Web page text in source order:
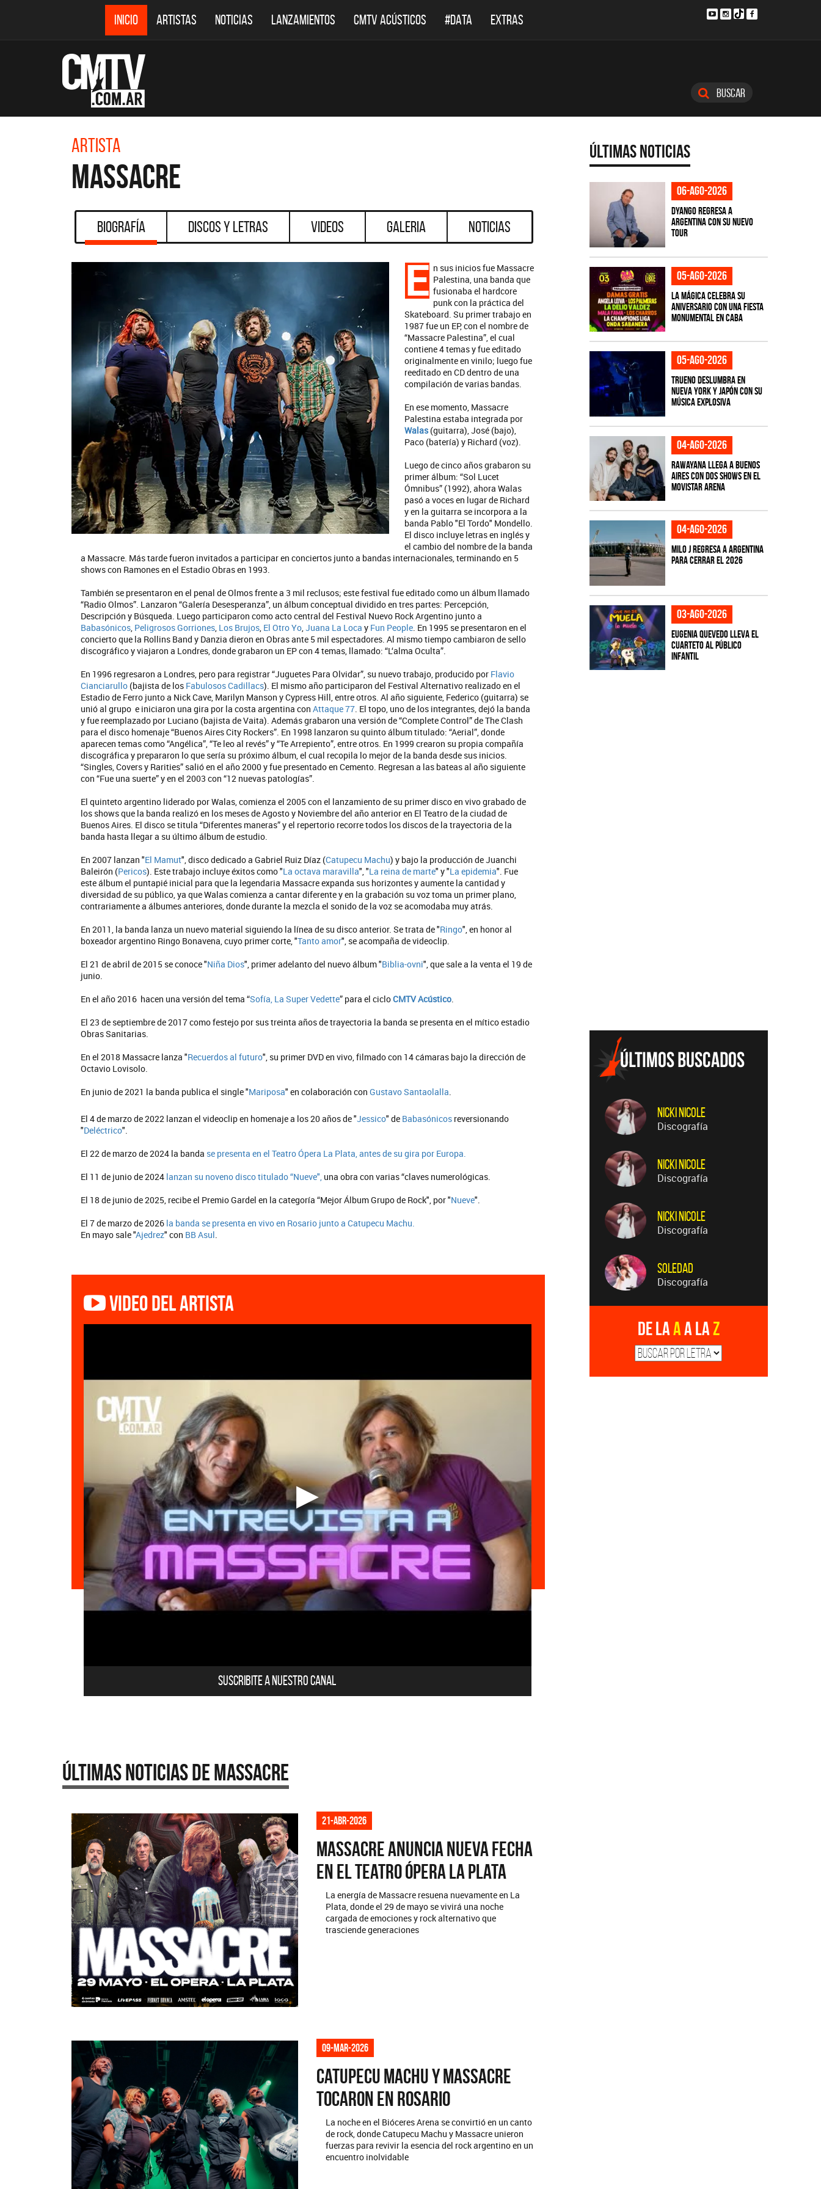
INICIO ARTISTAS NOTICIAS LANZAMIENTOS CMTV ACÚSTICOS #DATA EXTRAS
Buscar
Artista
Massacre
Biografía Discos y Letras Videos Galeria Noticias
E n sus inicios fue Massacre
Palestina, una banda que
fusionaba el hardcore
punk con la práctica del
Skateboard. Su primer trabajo en
1987 fue un EP, con el nombre de
“Massacre Palestina”, el cual
contiene 4 temas y fue editado
originalmente en vinilo; luego fue
reeditado en CD dentro de una
compilación de varias bandas.
En ese momento, Massacre
Palestina estaba integrada por
Walas(guitarra), José (bajo),
Paco (batería) y Richard (voz).
Luego de cinco años grabaron su
primer álbum: “Sol Lucet
Ómnibus” (1992), ahora Walas
pasó a voces en lugar de Richard
y en la guitarra se incorpora a la
banda Pablo "El Tordo" Mondello.
El disco incluye letras en inglés y
el cambio del nombre de la banda
a Massacre. Más tarde fueron invitados a participar en conciertos junto a bandas internacionales, terminando en 5
shows con Ramones en el Estadio Obras en 1993.
También se presentaron en el penal de Olmos frente a 3 mil reclusos; este festival fue editado como un álbum llamado
“Radio Olmos”. Lanzaron “Galería Desesperanza”, un álbum conceptual dividido en tres partes: Percepción,
Descripción y Búsqueda. Luego participaron como acto central del Festival Nuevo Rock Argentino junto a
Babasónicos, Peligrosos Gorriones, Los Brujos, El Otro Yo,Juana La Loca y Fun People. En 1995 se presentaron en el
concierto que la Rollins Band y Danzia dieron en Obras ante 5 mil espectadores. Al mismo tiempo cambiaron de sello
discográfico y viajaron a Londres, donde grabaron un EP con 4 temas, llamado: “L‘alma Oculta”.
En 1996 regresaron a Londres, pero para registrar “Juguetes Para Olvidar”, su nuevo trabajo, producido por Flavio
Cianciarullo (bajista de los Fabulosos Cadillacs). El mismo año participaron del Festival Alternativo realizado en el
Estadio de Ferro junto a Nick Cave, Marilyn Manson y Cypress Hill, entre otros. Al año siguiente, Federico (guitarra) se
unió al grupo e iniciaron una gira por la costa argentina con Attaque 77. El topo, uno de los integrantes, dejó la banda
y fue reemplazado por Luciano (bajista de Vaita). Además grabaron una versión de “Complete Control” de The Clash
para el disco homenaje “Buenos Aires City Rockers”. En 1998 lanzaron su quinto álbum titulado: “Aerial”, donde
aparecen temas como “Angélica”, “Te leo al revés” y “Te Arrepiento”, entre otros. En 1999 crearon su propia compañía
discográfica y prepararon lo que sería su próximo álbum, el cual recopila lo mejor de la banda desde sus inicios.
“Singles, Covers y Rarities” salió en el año 2000 y fue presentado en Cemento. Regresan a las bateas al año siguiente
con “Fue una suerte” y en el 2003 con “12 nuevas patologías”.
El quinteto argentino liderado por Walas, comienza el 2005 con el lanzamiento de su primer disco en vivo grabado de
los shows que la banda realizó en los meses de Agosto y Noviembre del año anterior en El Teatro de la ciudad de
Buenos Aires. El disco se titula “Diferentes maneras” y el repertorio recorre todos los discos de la trayectoria de la
banda hasta llegar a su último álbum de estudio.
En 2007 lanzan "El Mamut", disco dedicado a Gabriel Ruiz Díaz (Catupecu Machu) y bajo la producción de Juanchi
Baleirón (Pericos). Este trabajo incluye éxitos como "La octava maravilla", "La reina de marte" y "La epidemia". Fue
este álbum el puntapié inicial para que la legendaria Massacre expanda sus horizontes y aumente la cantidad y
diversidad de su público, ya que Walas comienza a cantar diferente y en la grabación su voz toma un primer plano,
contrariamente a álbumes anteriores, donde durante la mezcla el sonido de la voz se acomodaba muy atrás.
En 2011, la banda lanza un nuevo material siguiendo la línea de su disco anterior. Se trata de "Ringo", en honor al
boxeador argentino Ringo Bonavena, cuyo primer corte, "Tanto amor", se acompaña de videoclip.
El 21 de abril de 2015 se conoce "Niña Dios", primer adelanto del nuevo álbum "Biblia-ovni", que sale a la venta el 19 de
junio.
En el año 2016 hacen una versión del tema “Sofía, La Super Vedette” para el cicloCMTV Acústico.
El 23 de septiembre de 2017 como festejo por sus treinta años de trayectoria la banda se presenta en el mítico estadio
Obras Sanitarias.
En el 2018 Massacre lanza "Recuerdos al futuro", su primer DVD en vivo, filmado con 14 cámaras bajo la dirección de
Octavio Lovisolo.
En junio de 2021 la banda publica el single "Mariposa" en colaboración con Gustavo Santaolalla.
El 4 de marzo de 2022 lanzan el videoclip en homenaje a los 20 años de "Jessico" de Babasónicos reversionando
"Deléctrico".
El 22 de marzo de 2024 la banda se presenta en el Teatro Ópera La Plata, antes de su gira por Europa.
El 11 de junio de 2024 lanzan su noveno disco titulado “Nueve", una obra con varias “claves numerológicas.
El 18 de junio de 2025, recibe el Premio Gardel en la categoría “Mejor Álbum Grupo de Rock", por "Nueve".
El 7 de marzo de 2026 la banda se presenta en vivo en Rosario junto a Catupecu Machu.
En mayo sale "Ajedrez" con BB Asul.
Video del artista
Suscribite a nuestro canal
Últimas Noticias de Massacre
21-abr-2026
Massacre anuncia nueva fecha
en el Teatro Ópera La Plata
La energía de Massacre resuena nuevamente en La
Plata, donde el 29 de mayo se vivirá una noche
cargada de emociones y rock alternativo que
trasciende generaciones
09-mar-2026
Catupecu Machu y Massacre
tocaron en Rosario
La noche en el Bióceres Arena se convirtió en un canto
de rock, donde Catupecu Machu y Massacre unieron
fuerzas para revivir la esencia del rock argentino en un
encuentro inolvidable
Últimas Noticias
06-ago-2026
Dyango regresa a
Argentina con su nuevo
tour
05-ago-2026
La Mágica celebra su
aniversario con una fiesta
monumental en CABA
05-ago-2026
TRUENO deslumbra en
Nueva York y Japón con su
música explosiva
04-ago-2026
Rawayana llega a Buenos
Aires con dos shows en el
Movistar Arena
04-ago-2026
Milo J regresa a Argentina
para cerrar el 2026
03-ago-2026
Eugenia Quevedo lleva el
cuarteto al público
infantil
Nicki Nicole
Discografía
Nicki Nicole
Discografía
Nicki Nicole
Discografía
Soledad
Discografía
De laAa laZ